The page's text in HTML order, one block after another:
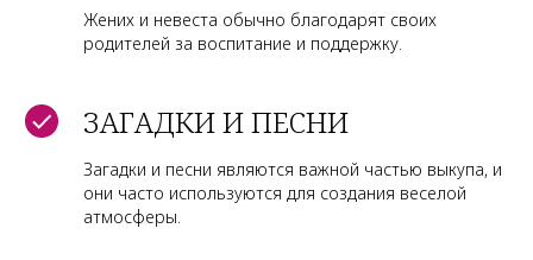
Жених и невеста обычно благодарят своих
родителей за воспитание и поддержку.
ЗАГАДКИ И ПЕСНИ
Загадки и песни являются важной частью выкупа, и
они часто используются для создания веселой
атмосферы.